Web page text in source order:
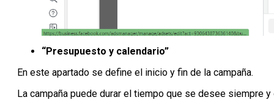
“Presupuesto y calendario”
En este apartado se define el inicio y fin de la campaña.
La campaña puede durar el tiempo que se desee siempre